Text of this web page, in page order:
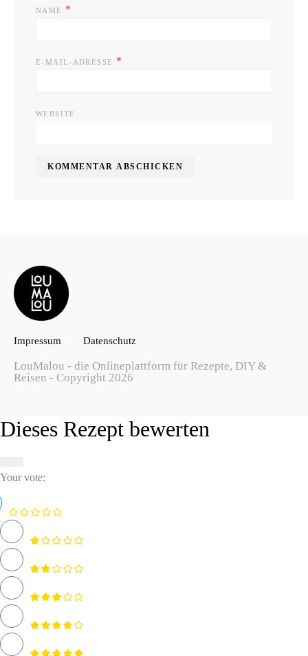
NAME *
E-MAIL-ADRESSE *
WEBSITE
Impressum Datenschutz
LouMalou - die Onlineplattform für Rezepte, DIY &
Reisen - Copyright 2026
Dieses Rezept bewerten
Your vote: